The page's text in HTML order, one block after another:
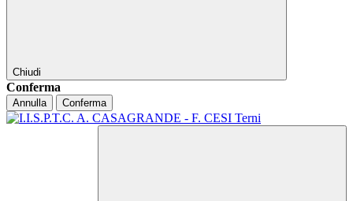
Chiudi
Conferma
Annulla Conferma